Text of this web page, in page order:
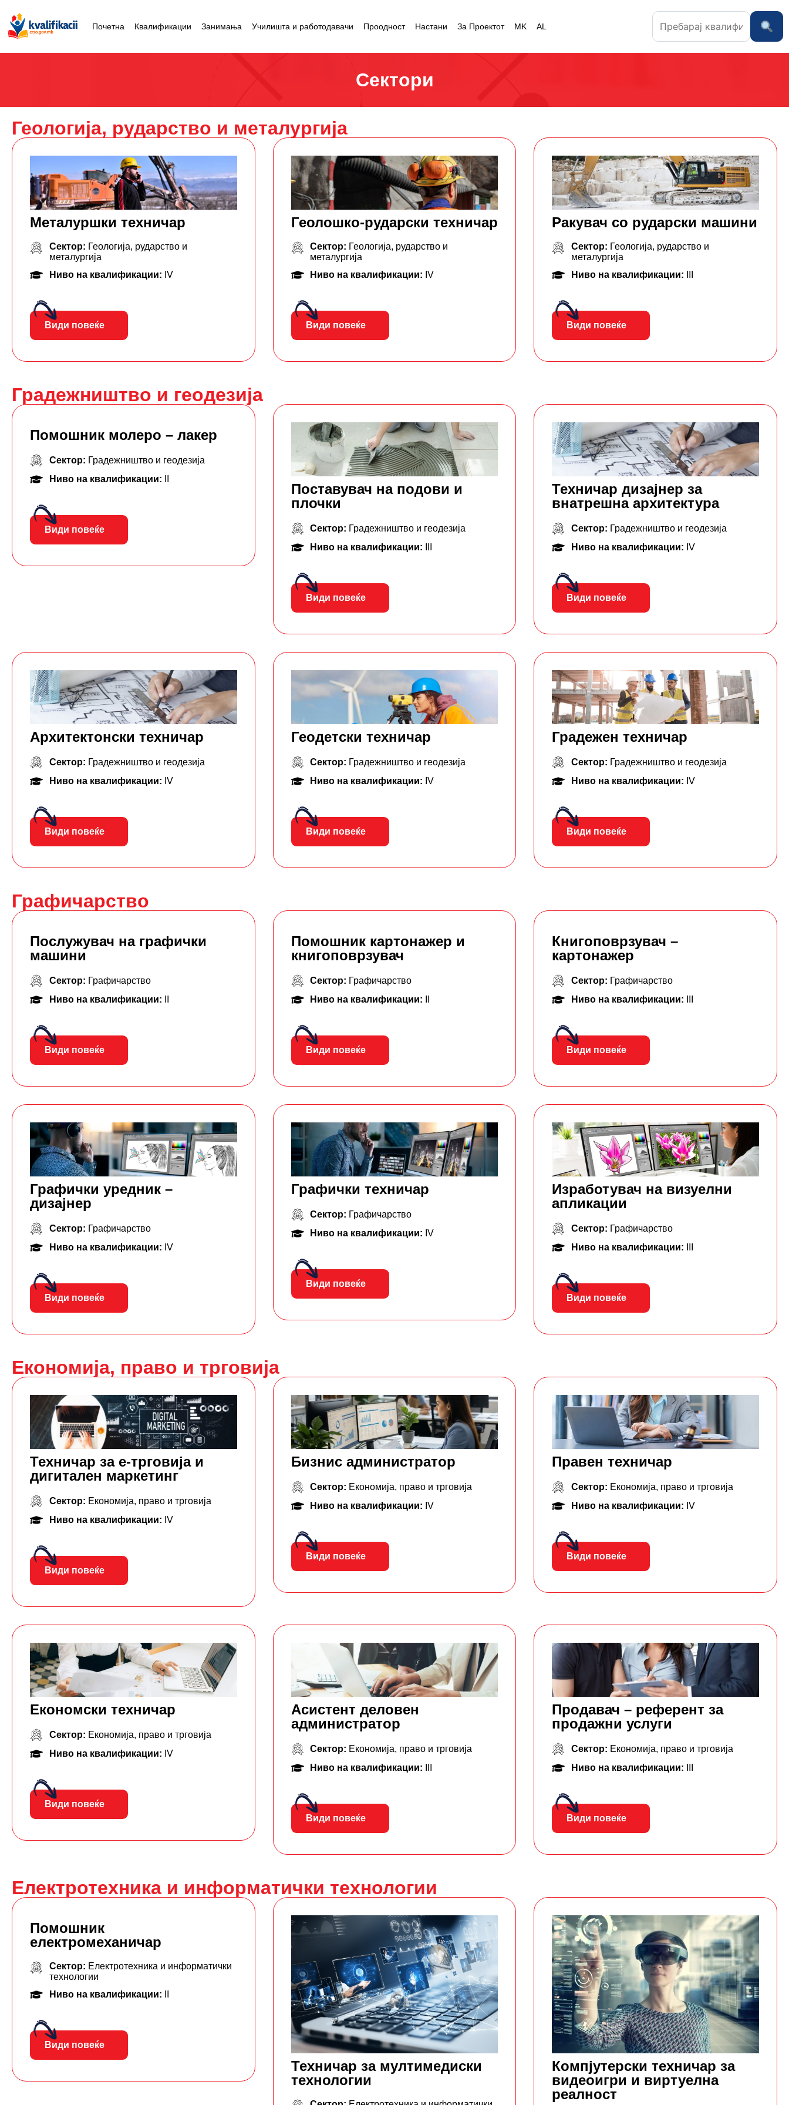
Почетна Квалификации Занимања Училишта и работодавачи Проодност Настани За Проектот MK AL
Сектори
Геологија, рударство и металургија
Металуршки техничар
Сектор: Геологија, рударство и
металургија
Ниво на квалификации: IV
Види повеќе
Геолошко-рударски техничар
Сектор: Геологија, рударство и
металургија
Ниво на квалификации: IV
Види повеќе
Ракувач со рударски машини
Сектор: Геологија, рударство и
металургија
Ниво на квалификации:
Види повеќе
Градежништво и геодезија
Помошник молеро – лакер
Сектор: Градежништво и геодезија
Ниво на квалификации:
Види повеќе
Поставувач на подови и
плочки
Сектор: Градежништво и геодезија
Ниво на квалификации:
Види повеќе
Техничар дизајнер за
внатрешна архитектура
Сектор: Градежништво и геодезија
Ниво на квалификации: IV
Види повеќе
Архитектонски техничар
Сектор: Градежништво и геодезија
Ниво на квалификации: IV
Види повеќе
Геодетски техничар
Сектор: Градежништво и геодезија
Ниво на квалификации: IV
Види повеќе
Градежен техничар
Сектор: Градежништво и геодезија
Ниво на квалификации: IV
Види повеќе
Графичарство
Послужувач на графички
машини
Сектор: Графичарство
Ниво на квалификации:
Види повеќе
Помошник картонажер и
книгоповрзувач
Сектор: Графичарство
Ниво на квалификации:
Види повеќе
Книгоповрзувач –
картонажер
Сектор: Графичарство
Ниво на квалификации:
Види повеќе
Графички уредник –
дизајнер
Сектор: Графичарство
Ниво на квалификации: IV
Види повеќе
Графички техничар
Сектор: Графичарство
Ниво на квалификации: IV
Види повеќе
Изработувач на визуелни
апликации
Сектор: Графичарство
Ниво на квалификации:
Види повеќе
Економија, право и трговија
Техничар за е-трговија и
дигитален маркетинг
Сектор: Економија, право и трговија
Ниво на квалификации: IV
Види повеќе
Бизнис администратор
Сектор: Економија, право и трговија
Ниво на квалификации: IV
Види повеќе
Правен техничар
Сектор: Економија, право и трговија
Ниво на квалификации: IV
Види повеќе
Економски техничар
Сектор: Економија, право и трговија
Ниво на квалификации: IV
Види повеќе
Асистент деловен
администратор
Сектор: Економија, право и трговија
Ниво на квалификации:
Види повеќе
Продавач – референт за
продажни услуги
Сектор: Економија, право и трговија
Ниво на квалификации:
Види повеќе
Електротехника и информатички технологии
Помошник
електромеханичар
Сектор: Електротехника и информатички
технологии
Ниво на квалификации:
Види повеќе
Техничар за мултимедиски
технологии
Компјутерски техничар за
видеоигри и виртуелна
реалност